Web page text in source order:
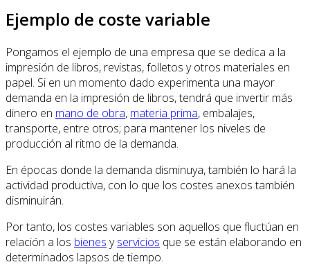
Ejemplo de coste variable
Pongamos el ejemplo de una empresa que se dedica a la
impresión de libros, revistas, folletos y otros materiales en
papel. Si en un momento dado experimenta una mayor
demanda en la impresión de libros, tendrá que invertir más
dinero en mano de obra, materia prima, embalajes,
transporte, entre otros; para mantener los niveles de
producción al ritmo de la demanda.
En épocas donde la demanda disminuya, también lo hará la
actividad productiva, con lo que los costes anexos también
disminuirán.
Por tanto, los costes variables son aquellos que fluctúan en
relación a los bienes yservicios que se están elaborando en
determinados lapsos de tiempo.